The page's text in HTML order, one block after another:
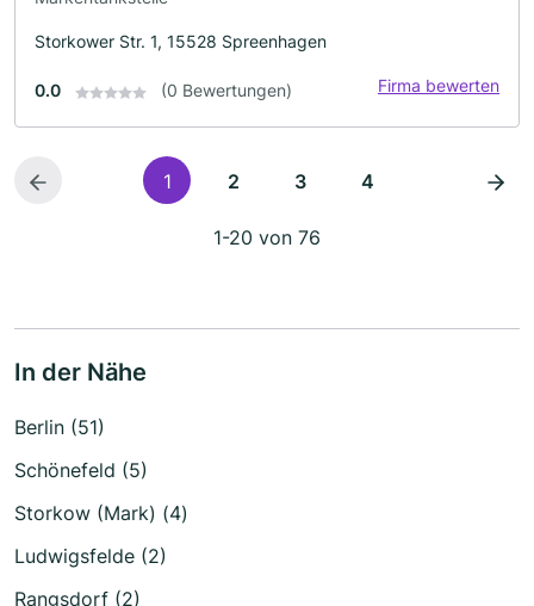
Storkower Str. 1, 15528 Spreenhagen
0.0 (0 Bewertungen) Firma bewerten
1 2 3 4
1-20 von 76
In der Nähe
Berlin (51)
Schönefeld (5)
Storkow (Mark) (4)
Ludwigsfelde (2)
Rangsdorf (2)